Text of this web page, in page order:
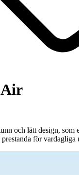
Air
och lätt design, som
för vardagliga